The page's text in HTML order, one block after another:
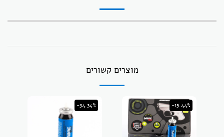
מוצרים קשורים
-15.44%
-34.34%